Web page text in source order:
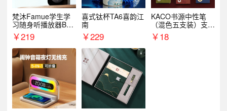
梵沐Famue学生学
习随身听播放器BL1
5（64G）
￥219
喜式钛杯TA6喜韵江
南
￥229
KACO书源中性笔
（混色五支装）支持
logo定制
￥18